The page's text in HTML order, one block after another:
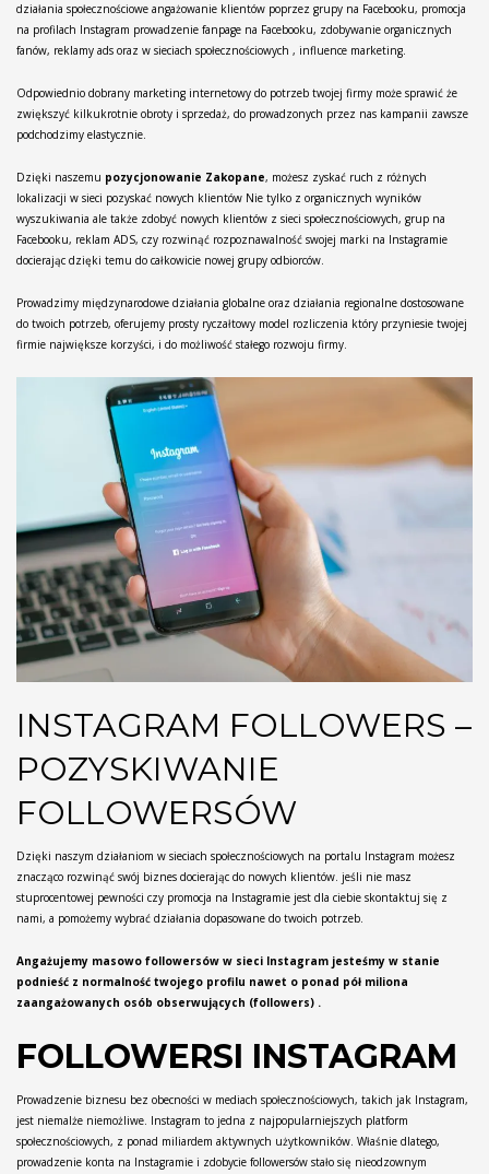
działania społecznościowe angażowanie klientów poprzez grupy na Facebooku, promocja
na profilach Instagram prowadzenie fanpage na Facebooku, zdobywanie organicznych
fanów, reklamy ads oraz w sieciach społecznościowych , influence marketing.
Odpowiednio dobrany marketing internetowy do potrzeb twojej firmy może sprawić że
zwiększyć kilkukrotnie obroty i sprzedaż, do prowadzonych przez nas kampanii zawsze
podchodzimy elastycznie.
Dzięki naszemu pozycjonowanie Zakopane, możesz zyskać ruch z różnych
lokalizacji w sieci pozyskać nowych klientów Nie tylko z organicznych wyników
wyszukiwania ale także zdobyć nowych klientów z sieci społecznościowych, grup na
Facebooku, reklam ADS, czy rozwinąć rozpoznawalność swojej marki na Instagramie
docierając dzięki temu do całkowicie nowej grupy odbiorców.
Prowadzimy międzynarodowe działania globalne oraz działania regionalne dostosowane
do twoich potrzeb, oferujemy prosty ryczałtowy model rozliczenia który przyniesie twojej
firmie największe korzyści, i do możliwość stałego rozwoju firmy.
INSTAGRAM FOLLOWERS –
POZYSKIWANIE
FOLLOWERSÓW
Dzięki naszym działaniom w sieciach społecznościowych na portalu Instagram możesz
znacząco rozwinąć swój biznes docierając do nowych klientów. jeśli nie masz
stuprocentowej pewności czy promocja na Instagramie jest dla ciebie skontaktuj się z
nami, a pomożemy wybrać działania dopasowane do twoich potrzeb.
Angażujemy masowo followersów w sieci Instagram jesteśmy w stanie
podnieść z normalność twojego profilu nawet o ponad pół miliona
zaangażowanych osób obserwujących (followers) .
FOLLOWERSI INSTAGRAM
Prowadzenie biznesu bez obecności w mediach społecznościowych, takich jak Instagram,
jest niemalże niemożliwe. Instagram to jedna z najpopularniejszych platform
społecznościowych, z ponad miliardem aktywnych użytkowników. Właśnie dlatego,
prowadzenie konta na Instagramie i zdobycie followersów stało się nieodzownym